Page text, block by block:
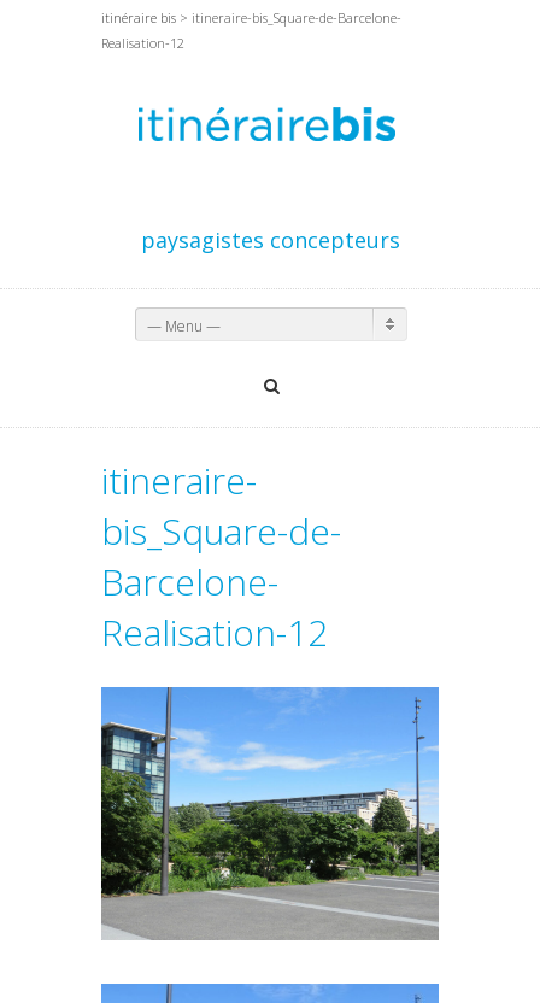
itinéraire bis > itineraire-bis_Square-de-Barcelone-
Realisation-12
paysagistes concepteurs
— Menu —
itineraire-
bis_Square-de-
Barcelone-
Realisation-12